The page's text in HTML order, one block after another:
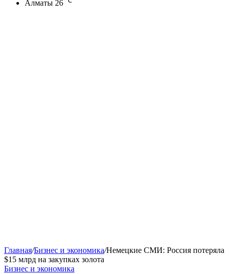
Алматы 26
Главная/Бизнес и экономика/Немецкие СМИ: Россия потеряла
$15 млрд на закупках золота
Бизнес и экономика